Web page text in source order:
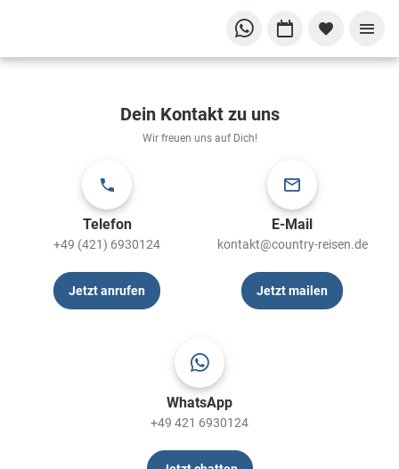
Dein Kontakt zu uns
Wir freuen uns auf Dich!
Telefon
+49 (421) 6930124
Jetzt anrufen
E-Mail
kontakt@country-reisen.de
Jetzt mailen
WhatsApp
+49 421 6930124